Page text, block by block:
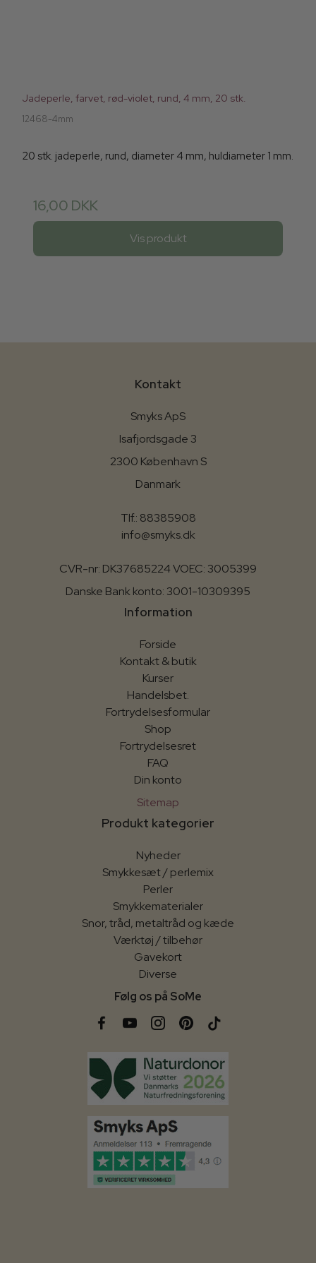
Jadeperle, farvet, rød-violet, rund, 4 mm, 20 stk.
12468-4mm
20 stk. jadeperle, rund, diameter 4 mm, huldiameter 1 mm.
16,00 DKK
Vis produkt
Kontakt
Smyks ApS
Isafjordsgade 3
2300 København S
Danmark
Tlf.: 88385908
info@smyks.dk
CVR-nr: DK37685224 VOEC: 3005399
Danske Bank konto: 3001-10309395
Information
Forside
Kontakt & butik
Kurser
Handelsbet.
Fortrydelsesformular
Shop
Fortrydelsesret
FAQ
Din konto
Sitemap
Produkt kategorier
Nyheder
Smykkesæt / perlemix
Perler
Smykkematerialer
Snor, tråd, metaltråd og kæde
Værktøj / tilbehør
Gavekort
Diverse
Følg os på SoMe